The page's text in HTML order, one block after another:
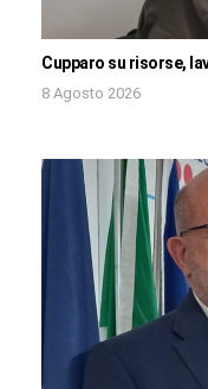
Cupparo su risorse,
8 Agosto 2026